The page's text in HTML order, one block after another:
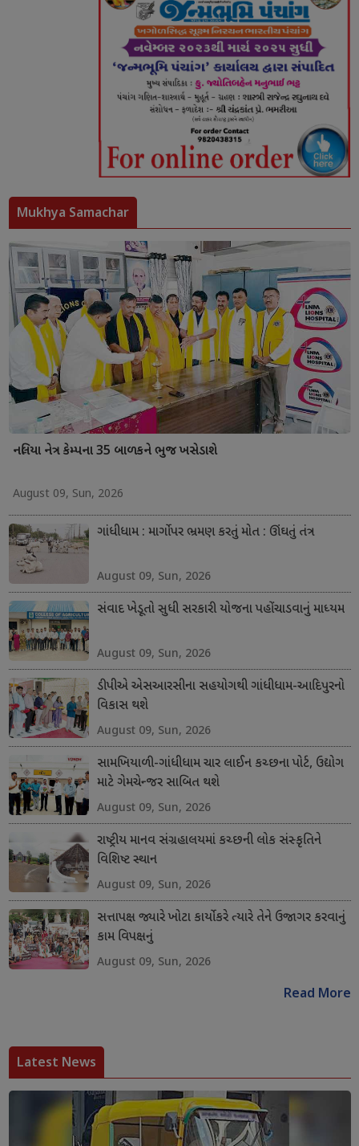
Mukhya Samachar
નલિયા નેત્ર કેમ્પના 35 બાળકને ભુજ ખસેડાશે
August 09, Sun, 2026
ગાંધીધામ : માર્ગો પર ભ્રમણ કરતું મોત : ઊંઘતું તંત્ર
August 09, Sun, 2026
સંવાદ ખેડૂતો સુધી સરકારી યોજના પહોંચાડવાનું માધ્યમ
August 09, Sun, 2026
ડીપીએ એસઆરસીના સહયોગથી ગાંધીધામ-આદિપુરનો
વિકાસ થશે
August 09, Sun, 2026
સામખિયાળી-ગાંધીધામ ચાર લાઈન કચ્છના પોર્ટ, ઉદ્યોગ
માટે ગેમચેન્જર સાબિત થશે
August 09, Sun, 2026
રાષ્ટ્રીય માનવ સંગ્રહાલયમાં કચ્છની લોક સંસ્કૃતિને
વિશિષ્ટ સ્થાન
August 09, Sun, 2026
સત્તાપક્ષ જ્યારે ખોટા કાર્યો કરે ત્યારે તેને ઉજાગર કરવાનું
કામ વિપક્ષનું
August 09, Sun, 2026
Read More
Latest News